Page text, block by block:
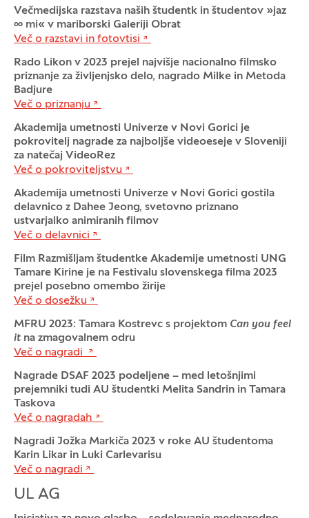
Večmedijska razstava naših študentk in študentov »jaz
∞ mi« v mariborski Galeriji Obrat
Več o razstavi in fotovtisi
Rado Likon v 2023 prejel najvišje nacionalno filmsko
priznanje za življenjsko delo, nagrado Milke in Metoda
Badjure
Več o priznanju
Akademija umetnosti Univerze v Novi Gorici je
pokrovitelj nagrade za najboljše videoeseje v Sloveniji
za natečaj VideoRez
Več o pokroviteljstvu
Akademija umetnosti Univerze v Novi Gorici gostila
delavnico z Dahee Jeong, svetovno priznano
ustvarjalko animiranih filmov
Več o delavnici
Film Razmišljam študentke Akademije umetnosti UNG
Tamare Kirine je na Festivalu slovenskega filma 2023
prejel posebno omembo žirije
Več o dosežku
MFRU 2023: Tamara Kostrevc s projektom Can you feel
it na zmagovalnem odru
Več o nagradi
Nagrade DSAF 2023 podeljene – med letošnjimi
prejemniki tudi AU študentki Melita Sandrin in Tamara
Taskova
Več o nagradah
Nagradi Jožka Markiča 2023 v roke AU študentoma
Karin Likar in Luki Carlevarisu
Več o nagradi
UL AG